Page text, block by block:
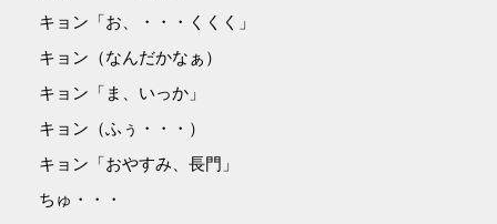
キョン「お、・・・くくく」
キョン（なんだかなぁ）
キョン「ま、いっか」
キョン（ふぅ・・・）
キョン「おやすみ、長門」
ちゅ・・・